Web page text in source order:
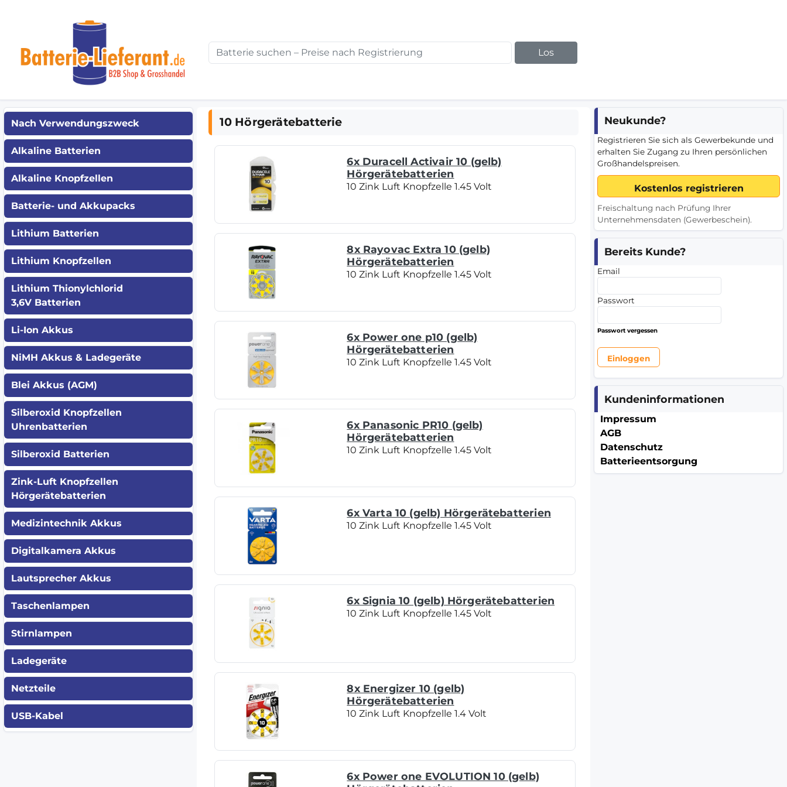
Los
Nach Verwendungszweck
Alkaline Batterien
Alkaline Knopfzellen
Batterie- und Akkupacks
Lithium Batterien
Lithium Knopfzellen
Lithium Thionylchlorid
3,6V Batterien
Li-Ion Akkus
NiMH Akkus & Ladegeräte
Blei Akkus (AGM)
Silberoxid Knopfzellen
Uhrenbatterien
Silberoxid Batterien
Zink-Luft Knopfzellen
Hörgerätebatterien
Medizintechnik Akkus
Digitalkamera Akkus
Lautsprecher Akkus
Taschenlampen
Stirnlampen
Ladegeräte
Netzteile
USB-Kabel
10 Hörgerätebatterie
6x Duracell Activair 10 (gelb)
Hörgerätebatterien
10 Zink Luft Knopfzelle 1.45 Volt
8x Rayovac Extra 10 (gelb)
Hörgerätebatterien
10 Zink Luft Knopfzelle 1.45 Volt
6x Power one p10 (gelb)
Hörgerätebatterien
10 Zink Luft Knopfzelle 1.45 Volt
6x Panasonic PR10 (gelb)
Hörgerätebatterien
10 Zink Luft Knopfzelle 1.45 Volt
6x Varta 10 (gelb) Hörgerätebatterien
10 Zink Luft Knopfzelle 1.45 Volt
6x Signia 10 (gelb) Hörgerätebatterien
10 Zink Luft Knopfzelle 1.45 Volt
8x Energizer 10 (gelb)
Hörgerätebatterien
10 Zink Luft Knopfzelle 1.4 Volt
6x Power one EVOLUTION 10 (gelb)
Neukunde?
Registrieren Sie sich als Gewerbekunde und
erhalten Sie Zugang zu Ihren persönlichen
Großhandelspreisen.
Freischaltung nach Prüfung Ihrer
Unternehmensdaten (Gewerbeschein).
Bereits Kunde?
Email
Passwort
Passwort vergessen
Kundeninformationen
Impressum
AGB
Datenschutz
Batterieentsorgung